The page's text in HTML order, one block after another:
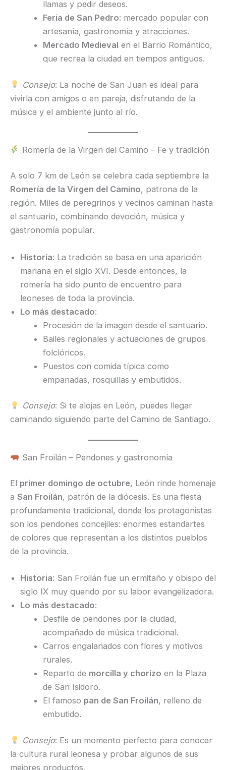
llamas y pedir deseos.
Feria de San Pedro: mercado popular con
artesanía, gastronomía y atracciones.
Mercado Medieval en el Barrio Romántico,
que recrea la ciudad en tiempos antiguos.
Consejo: La noche de San Juan es ideal para
vivirla con amigos o en pareja, disfrutando de la
música y el ambiente junto al río.
Romería de la Virgen del Camino – Fe y tradición
A solo 7 km de León se celebra cada septiembre la
Romería de la Virgen del Camino, patrona de la
región. Miles de peregrinos y vecinos caminan hasta
el santuario, combinando devoción, música y
gastronomía popular.
Historia: La tradición se basa en una aparición
mariana en el siglo XVI. Desde entonces, la
romería ha sido punto de encuentro para
leoneses de toda la provincia.
Lo más destacado:
Procesión de la imagen desde el santuario.
Bailes regionales y actuaciones de grupos
folclóricos.
Puestos con comida típica como
empanadas, rosquillas y embutidos.
Consejo: Si te alojas en León, puedes llegar
caminando siguiendo parte del Camino de Santiago.
San Froilán – Pendones y gastronomía
El primer domingo de octubre, León rinde homenaje
a San Froilán, patrón de la diócesis. Es una fiesta
profundamente tradicional, donde los protagonistas
son los pendones concejiles: enormes estandartes
de colores que representan a los distintos pueblos
de la provincia.
Historia: San Froilán fue un ermitaño y obispo del
siglo IX muy querido por su labor evangelizadora.
Lo más destacado:
Desfile de pendones por la ciudad,
acompañado de música tradicional.
Carros engalanados con flores y motivos
rurales.
Reparto de morcilla y chorizo en la Plaza
de San Isidoro.
El famoso pan de San Froilán, relleno de
embutido.
Consejo: Es un momento perfecto para conocer
la cultura rural leonesa y probar algunos de sus
mejores productos.